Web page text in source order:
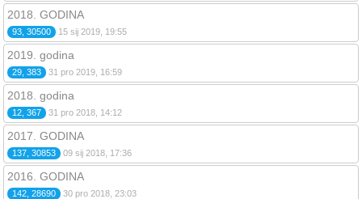
2018. GODINA
93, 30500 15 sij 2019, 19:55
2019. godina
29, 383 31 pro 2019, 16:59
2018. godina
12, 367 31 pro 2018, 14:12
2017. GODINA
137, 30853 09 sij 2018, 17:36
2016. GODINA
142, 28690 30 pro 2018, 23:03